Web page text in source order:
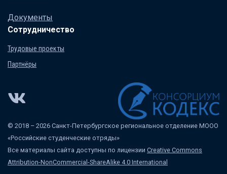
Документы
Сотрудничество
Трудовые проекты
Партнёры
© 2018 – 2026 Санкт-Петербургское региональное отделение МООО
«Российские студенческие отряды»
Все материалы сайта доступны по лицензии Creative Commons
Attribution-NonCommercial-ShareAlike 4.0 International